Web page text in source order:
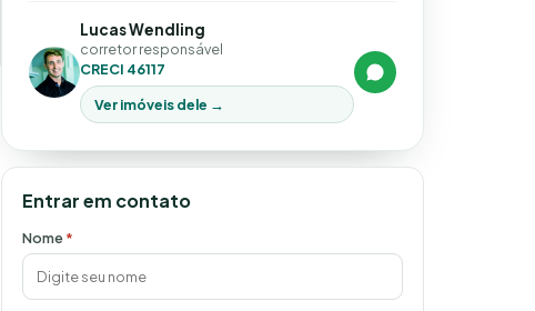
Lucas Wendling
corretor responsável
CRECI 46117
Ver imóveis dele →
Entrar em contato
Nome *